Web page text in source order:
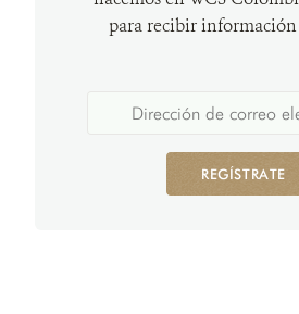
para recibir
REGÍSTRATE